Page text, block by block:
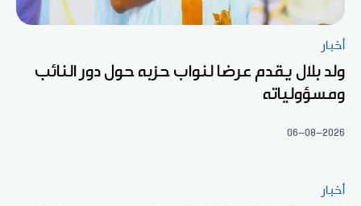
أخبار
ولد بلال يقدم عرضا لنواب حزبه حول دور النائب
ومسؤولياته
06-08-2026
أخبار